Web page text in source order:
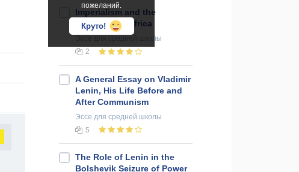
пожеланий.
Круто!
Imperialism and the
Conquest of Africa
для средней школы
2
A General Essay on Vladimir
Lenin, His Life Before and
After Communism
Эссе для средней школы
5
The Role of Lenin in the
Bolshevik Seizure of Power